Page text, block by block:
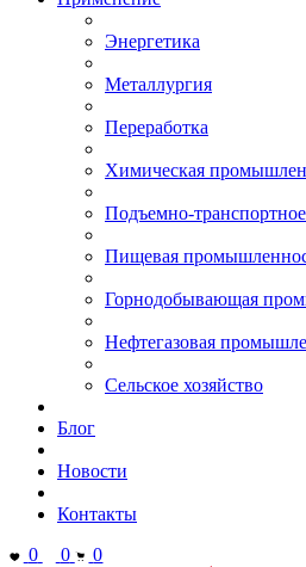
Энергетика
Металлургия
Переработка
Химическая
Подъемно-
Пищевая
Горнодобывающая
Нефтегазовая
Сельское хозяйство
Блог
Новости
Контакты
0
0 0